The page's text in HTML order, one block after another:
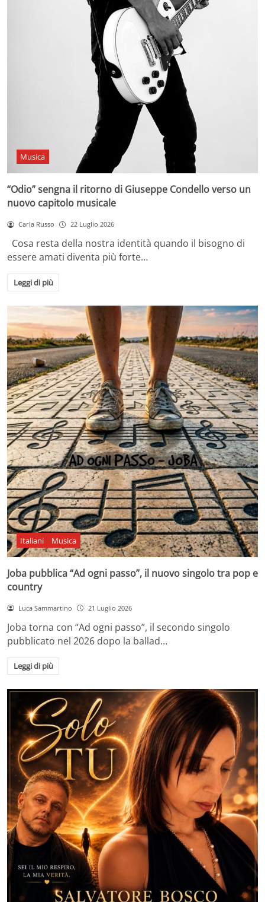
Musica
“Odio” sengna il ritorno di Giuseppe Condello verso un
nuovo capitolo musicale
Carla Russo 22 Luglio 2026
Cosa resta della nostra identità quando il bisogno di
essere amati diventa più forte…
Leggi di più
Italiani Musica
Joba pubblica “Ad ogni passo”, il nuovo singolo tra pop e
country
Luca Sammartino 21 Luglio 2026
Joba torna con “Ad ogni passo”, il secondo singolo
pubblicato nel 2026 dopo la ballad…
Leggi di più